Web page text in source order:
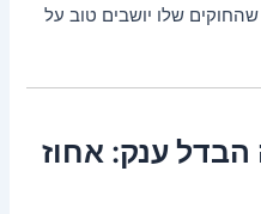
שלו יושבים טוב על
ענק: אחוז